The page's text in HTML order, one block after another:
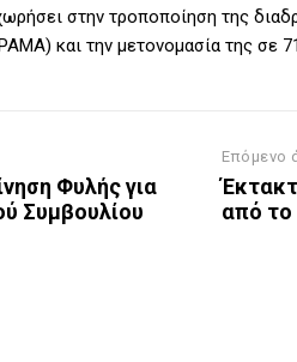
στην τροποποίηση της
και την μετονομασία της σε
Φυλής για
Συμβουλίου
Επόμενο
από το